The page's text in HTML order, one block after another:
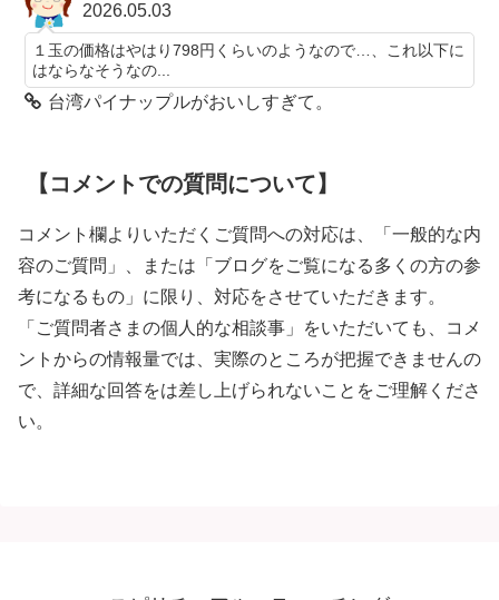
2026.05.03
１玉の価格はやはり798円くらいのようなので…、これ以下に
はならなそうなの...
台湾パイナップルがおいしすぎて。
【コメントでの質問について】
コメント欄よりいただくご質問への対応は、「一般的な内
容のご質問」、または「ブログをご覧になる多くの方の参
考になるもの」に限り、対応をさせていただきます。
「ご質問者さまの個人的な相談事」をいただいても、コメ
ントからの情報量では、実際のところが把握できませんの
で、詳細な回答をは差し上げられないことをご理解くださ
い。